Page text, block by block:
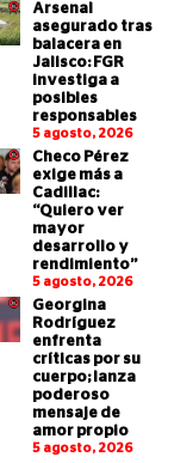
Arsenal
asegurado tras
balacera en
Jalisco: FGR
investiga a
posibles
responsables
5 agosto, 2026
Checo Pérez
exige más a
Cadillac:
“Quiero ver
mayor
desarrollo y
rendimiento”
5 agosto, 2026
Georgina
Rodríguez
enfrenta
críticas por su
cuerpo; lanza
poderoso
mensaje de
amor propio
5 agosto, 2026